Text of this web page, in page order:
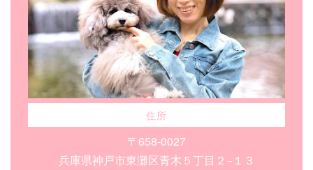
住所
〒658-0027
兵庫県神戸市東灘区青木５丁目２−１３